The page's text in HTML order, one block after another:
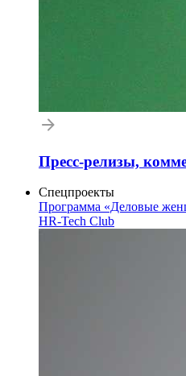
Пресс-релизы,
Спецпроекты
Программа «Деловые
HR-Tech Club